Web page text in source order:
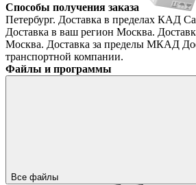
Способы получения заказа
Петербург. Доставка в пределах КАД
Доставка в ваш регион Москва.
Москва. Доставка за пределы МКАД
транспортной компании.
Файлы и программы
Все файлы